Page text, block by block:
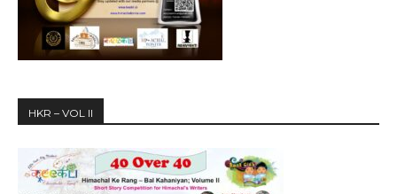
HKR – VOL II